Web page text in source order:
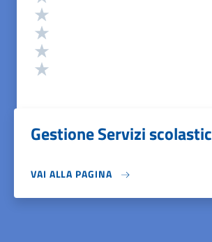
Gestione Servizi
VAI ALLA PAGINA